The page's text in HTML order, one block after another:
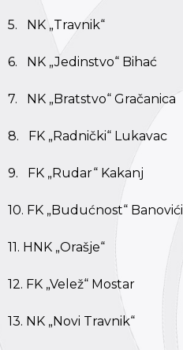
5. NK „Travnik“
6. NK „Jedinstvo“ Bihać
7. NK „Bratstvo“ Gračanica
8. FK „Radnički“ Lukavac
9. FK „Rudar“ Kakanj
10. FK „Budućnost“ Banovići
11. HNK „Orašje“
12. FK „Velež“ Mostar
13. NK „Novi Travnik“